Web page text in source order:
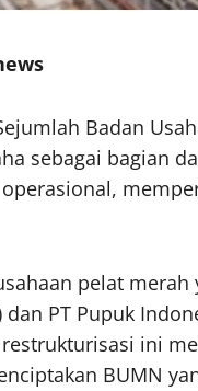
Badan
sebagai bagian
pelat
dan PT Pupuk
restrukturisasi ini
BUMN